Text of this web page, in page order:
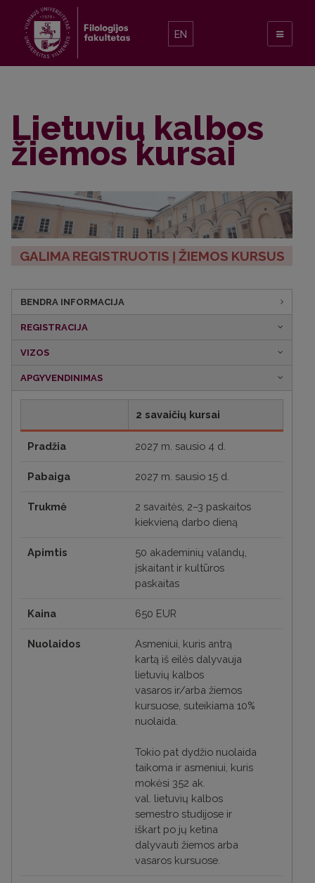
EN
Lietuvių kalbos
žiemos kursai
GALIMA REGISTRUOTIS Į ŽIEMOS KURSUS
BENDRA INFORMACIJA
REGISTRACIJA
VIZOS
APGYVENDINIMAS
2 savaičių kursai
Pradžia 2027 m. sausio 4 d.
Pabaiga 2027 m. sausio 15 d.
Trukmė
2 savaitės, 2–3 paskaitos
kiekvieną darbo dieną
Apimtis 50 akademinių valandų
įskaitant ir kultūros
paskaitas
Kaina 650 EUR
Nuolaidos
Asmeniui, kuris antrą
kartą iš eilės dalyvauja
lietuvių kalbos
vasaros ir/arba žiemos
kursuose, suteikiama 10%
nuolaida.
Tokio pat dydžio nuolaida
taikoma ir asmeniui, kuris
mokėsi 352 ak.
val. lietuvių kalbos
semestro studijose ir
iškart po jų ketina
dalyvauti žiemos arba
vasaros kursuose.